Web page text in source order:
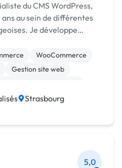
du CMS WordPress,
au sein de différentes
Je développe
socle WordPress : - Déve...
WooCommerce
Gestion site web
Strasbourg
5,0